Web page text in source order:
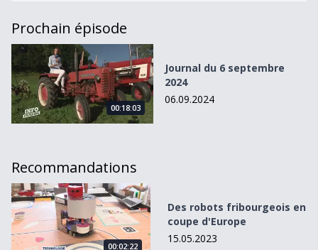
Prochain épisode
Journal du 6 septembre 2024
00:18:03
Journal du 6 septembre
2024
06.09.2024
Recommandations
Des robots fribourgeois en coupe d&#039;Europe
00:02:22
Des robots fribourgeois en
coupe d'Europe
15.05.2023